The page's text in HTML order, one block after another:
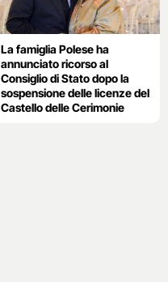
La famiglia Polese ha
annunciato ricorso al
Consiglio di Stato dopo la
sospensione delle licenze del
Castello delle Cerimonie